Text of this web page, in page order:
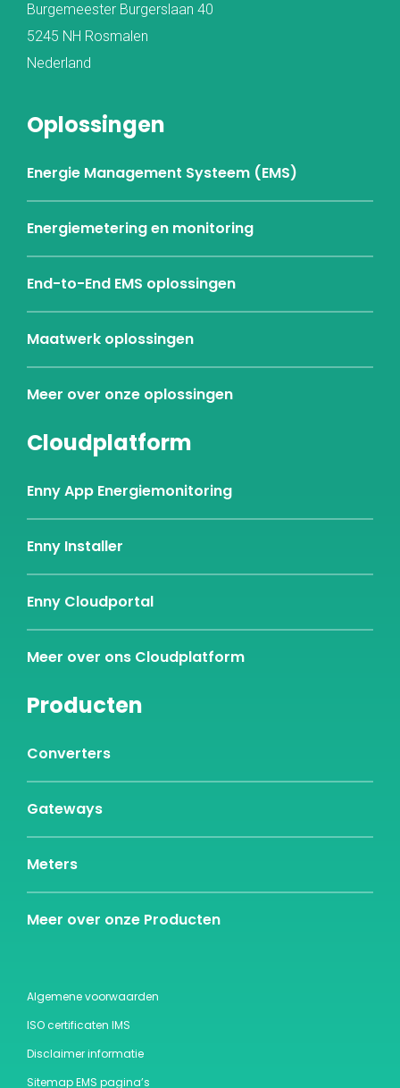
Burgemeester Burgerslaan 40
5245 NH Rosmalen
Nederland
Oplossingen
Energie Management Systeem (EMS)
Energiemetering en monitoring
End-to-End EMS oplossingen
Maatwerk oplossingen
Meer over onze oplossingen
Cloudplatform
Enny App Energiemonitoring
Enny Installer
Enny Cloudportal
Meer over ons Cloudplatform
Producten
Converters
Gateways
Meters
Meer over onze Producten
Algemene voorwaarden
ISO certificaten IMS
Disclaimer informatie
Sitemap EMS pagina’s